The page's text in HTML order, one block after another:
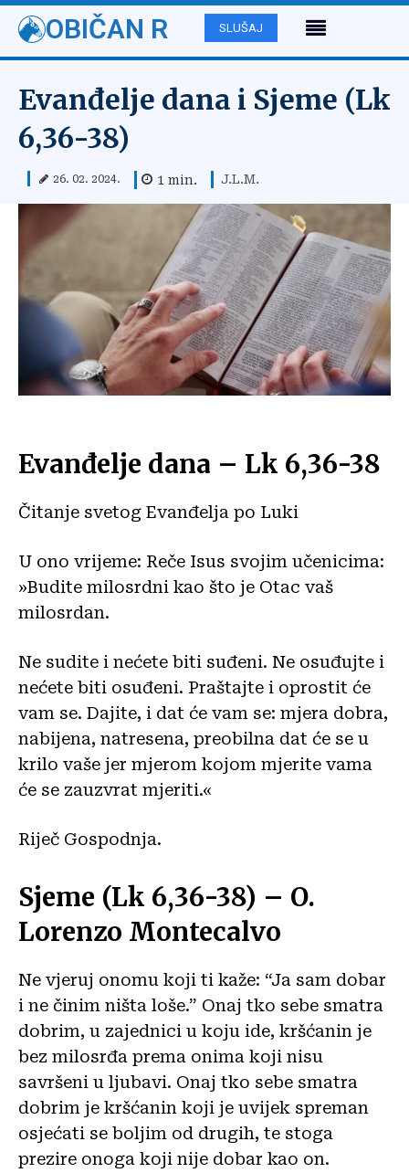
OBIČAN R SLUŠAJ
Evanđelje dana i Sjeme (Lk
6,36-38)
26. 02. 2024. 1 min. J.L.M.
Evanđelje dana – Lk 6,36-38
Čitanje svetog Evanđelja po Luki
U ono vrijeme: Reče Isus svojim učenicima:
»Budite milosrdni kao što je Otac vaš
milosrdan.
Ne sudite i nećete biti suđeni. Ne osuđujte i
nećete biti osuđeni. Praštajte i oprostit će
vam se. Dajite, i dat će vam se: mjera dobra,
nabijena, natresena, preobilna dat će se u
krilo vaše jer mjerom kojom mjerite vama
će se zauzvrat mjeriti.«
Riječ Gospodnja.
Sjeme (Lk 6,36-38) – O.
Lorenzo Montecalvo
Ne vjeruj onomu koji ti kaže: “Ja sam dobar
i ne činim ništa loše.” Onaj tko sebe smatra
dobrim, u zajednici u koju ide, kršćanin je
bez milosrđa prema onima koji nisu
savršeni u ljubavi. Onaj tko sebe smatra
dobrim je kršćanin koji je uvijek spreman
osjećati se boljim od drugih, te stoga
prezire onoga koji nije dobar kao on.